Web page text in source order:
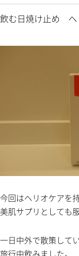
飲む日焼け止め ヘ
今回はヘリオケアを
美肌サプリとしても
一日中外で散策して
旅行中飲みました。